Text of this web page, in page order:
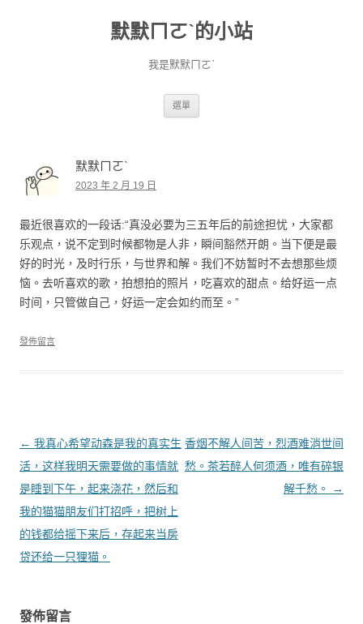
默默ㄇㄛˋ的小站
我是默默ㄇㄛˋ
選單
默默ㄇㄛˋ
2023 年 2 月 19 日
最近很喜欢的一段话:“真没必要为三五年后的前途担忧，大家都
乐观点，说不定到时候都物是人非，瞬间豁然开朗。当下便是最
好的时光，及时行乐，与世界和解。我们不妨暂时不去想那些烦
恼。去听喜欢的歌，拍想拍的照片，吃喜欢的甜点。给好运一点
时间，只管做自己，好运一定会如约而至。”
發佈留言
文章導覽
← 我真心希望动森是我的真实生
活，这样我明天需要做的事情就
是睡到下午，起来浇花，然后和
我的猫猫朋友们打招呼，把树上
的钱都给摇下来后，存起来当房
贷还给一只狸猫。
香烟不解人间苦，烈酒难消世间
愁。茶若醉人何须酒，唯有碎银
解千愁。
→
發佈留言